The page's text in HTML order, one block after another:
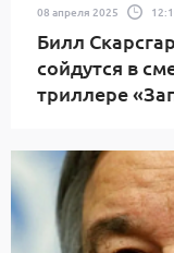
08 апреля 2025
Билл
сойдутся в
триллере